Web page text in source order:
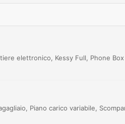
elettronico, Kessy Full, Phone
Piano carico variabile,